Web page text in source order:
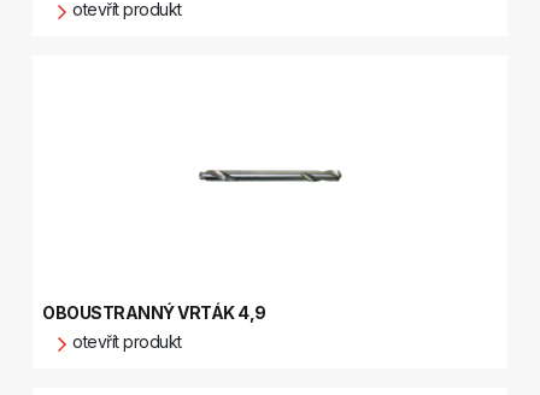
otevřít produkt
OBOUSTRANNÝ VRTÁK 4,9
otevřít produkt